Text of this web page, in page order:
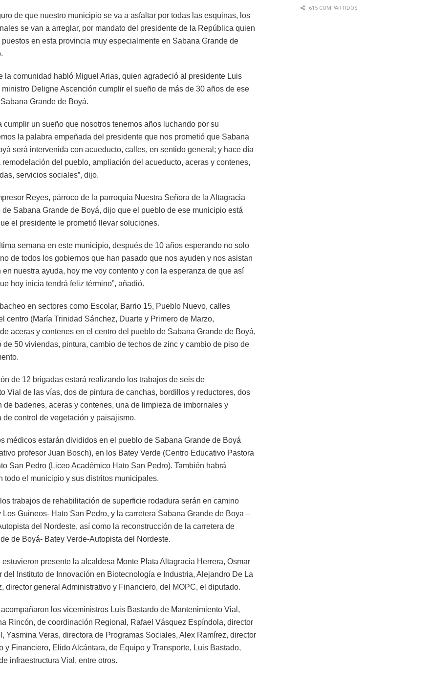
de que nuestro municipio se va a asfaltar por todas las esquinas, los
se van a arreglar, por mandato del presidente de la República quien
en esta provincia muy especialmente en Sabana Grande de
la comunidad habló Miguel Arias, quien agradeció al presidente Luis
Deligne Ascención cumplir el sueño de más de 30 años de ese
Grande de Boyá.
cumplir un sueño que nosotros tenemos años luchando por su
la palabra empeñada del presidente que nos prometió que Sabana
será intervenida con acueducto, calles, en sentido general; y hace día
remodelación del pueblo, ampliación del acueducto, aceras y contenes,
servicios sociales”, dijo.
Reyes, párroco de la parroquia Nuestra Señora de la Altagracia
Sabana Grande de Boyá, dijo que el pueblo de ese municipio está
el presidente le prometió llevar soluciones.
semana en este municipio, después de 10 años esperando no solo
de todos los gobiernos que han pasado que nos ayuden y nos asistan
en nuestra ayuda, hoy me voy contento y con la esperanza de que así
hoy inicia tendrá feliz término”, añadió.
en sectores como Escolar, Barrio 15, Pueblo Nuevo, calles
centro (María Trinidad Sánchez, Duarte y Primero de Marzo,
aceras y contenes en el centro del pueblo de Sabana Grande de Boyá,
de 50 viviendas, pintura, cambio de techos de zinc y cambio de piso de
de 12 brigadas estará realizando los trabajos de seis de
Vial de las vías, dos de pintura de canchas, bordillos y reductores, dos
de badenes, aceras y contenes, una de limpieza de imbornales y
de control de vegetación y paisajismo.
médicos estarán divididos en el pueblo de Sabana Grande de Boyá
profesor Juan Bosch), en los Batey Verde (Centro Educativo Pastora
San Pedro (Liceo Académico Hato San Pedro). También habrá
todo el municipio y sus distritos municipales.
trabajos de rehabilitación de superficie rodadura serán en camino
Los Guineos- Hato San Pedro, y la carretera Sabana Grande de Boya –
del Nordeste, así como la reconstrucción de la carretera de
de Boyá- Batey Verde-Autopista del Nordeste.
estuvieron presente la alcaldesa Monte Plata Altagracia Herrera, Osmar
del Instituto de Innovación en Biotecnología e Industria, Alejandro De La
director general Administrativo y Financiero, del MOPC, el diputado.
los viceministros Luis Bastardo de Mantenimiento Vial,
Rincón, de coordinación Regional, Rafael Vásquez Espíndola, director
Yasmina Veras, directora de Programas Sociales, Alex Ramírez, director
y Financiero, Elido Alcántara, de Equipo y Transporte, Luis Bastado,
infraestructura Vial, entre otros.
615 COMPARTIDOS